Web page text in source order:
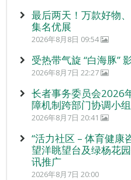
最后两天！万款好物
集名优展
2026年8月8日 09:54
受热带气旋 “白海豚”
2026年8月7日 22:27
长者事务委员会2026
障机制跨部门协调小
2026年8月7日 20:41
“活力社区 – 体育健康
望洋眺望台及绿杨花
讯推广
2026年8月7日 20:00